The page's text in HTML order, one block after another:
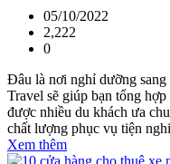
05/10/2022
2,222
0
Đâu là nơi nghỉ dưỡng
Travel sẽ giúp bạn tổng
được nhiều du khách ưa
chất lượng phục vụ tiện
Xem thêm